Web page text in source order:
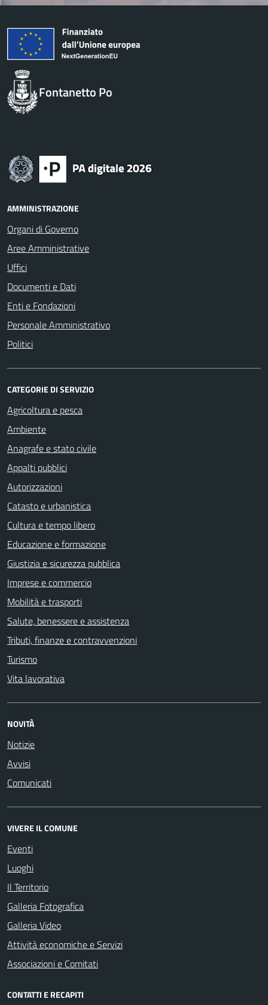
Fontanetto Po
AMMINISTRAZIONE
Organi di Governo
Aree Amministrative
Uffici
Documenti e Dati
Enti e Fondazioni
Personale Amministrativo
Politici
CATEGORIE DI SERVIZIO
Agricoltura e pesca
Ambiente
Anagrafe e stato civile
Appalti pubblici
Autorizzazioni
Catasto e urbanistica
Cultura e tempo libero
Educazione e formazione
Giustizia e sicurezza pubblica
Imprese e commercio
Mobilità e trasporti
Salute, benessere e assistenza
Tributi, finanze e contravvenzioni
Turismo
Vita lavorativa
NOVITÀ
Notizie
Avvisi
Comunicati
VIVERE IL COMUNE
Eventi
Luoghi
Il Territorio
Galleria Fotografica
Galleria Video
Attività economiche e Servizi
Associazioni e Comitati
CONTATTI E RECAPITI